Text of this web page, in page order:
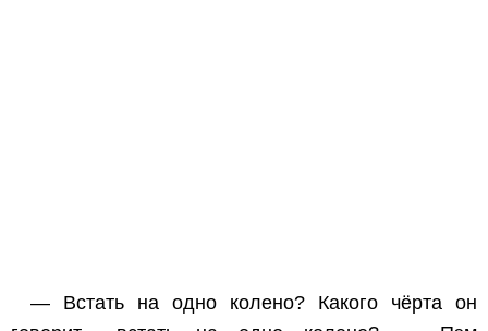
— Встать на одно колено? Какого чёрта он